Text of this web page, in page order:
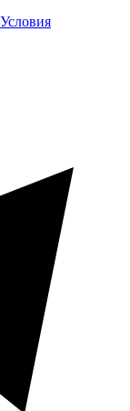
Условия